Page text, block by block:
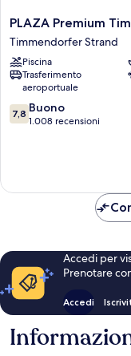
PLAZA
Premium
Timmendorfer
Strand
Timmendorfer
Strand
PLAZA Premium
Timmendorfer Strand
Piscina
Trasferimento
aeroportuale
7.8
su
7,8 Buono
1.008 recensioni
Accedi per
Prenotare
Accedi